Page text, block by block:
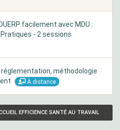
facilement avec MDU :
- 2 sessions
réglementation, méthodologie
À distance
EFFICIENCE SANTÉ AU TRAVAIL